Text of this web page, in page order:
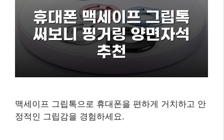
맥세이프 그립톡으로 휴대폰을 편하게 거치하고 안
정적인 그립감을 경험하세요.